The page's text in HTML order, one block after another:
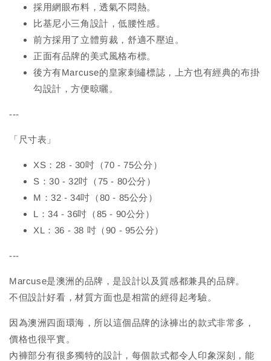
採用網眼布料，透氣不悶熱。
比基尼小三角設計，低腰性感。
前方採用了立體剪裁，舒適不壓迫。
正面有品牌的美式風格布標。
後方有Marcuse的皇家刺繡標誌，上方也有經典的布掛
勾設計，方便晾曬。
---
「尺寸表」
XS：28 - 30吋（70 - 75公分）
S：30 - 32吋（75 - 80公分）
M：32 - 34吋（80 - 85公分）
L：34 - 36吋（85 - 90公分）
XL：36 - 38 吋（90 - 95公分）
---
Marcuse是澳洲的品牌，是設計以及質感都兼具的品牌。
不但設計好看，材質方面也是相當的經得起考驗。
因為澳洲四面環海，所以這個品牌的泳褲出的款式非常多，
價格也很平實。
內褲部分有很多獨特的設計，每個款式都令人印象深刻，能